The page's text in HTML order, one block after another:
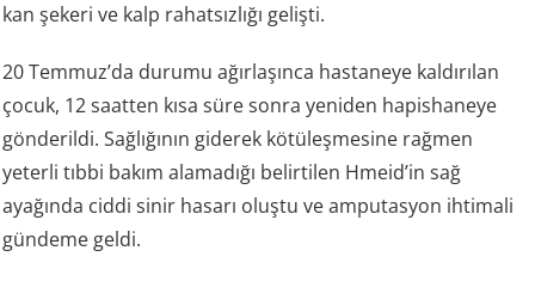
kan şekeri ve kalp rahatsızlığı gelişti.
20 Temmuz’da durumu ağırlaşınca hastaneye kaldırılan
çocuk, 12 saatten kısa süre sonra yeniden hapishaneye
gönderildi. Sağlığının giderek kötüleşmesine rağmen
yeterli tıbbi bakım alamadığı belirtilen Hmeid’in sağ
ayağında ciddi sinir hasarı oluştu ve amputasyon ihtimali
gündeme geldi.